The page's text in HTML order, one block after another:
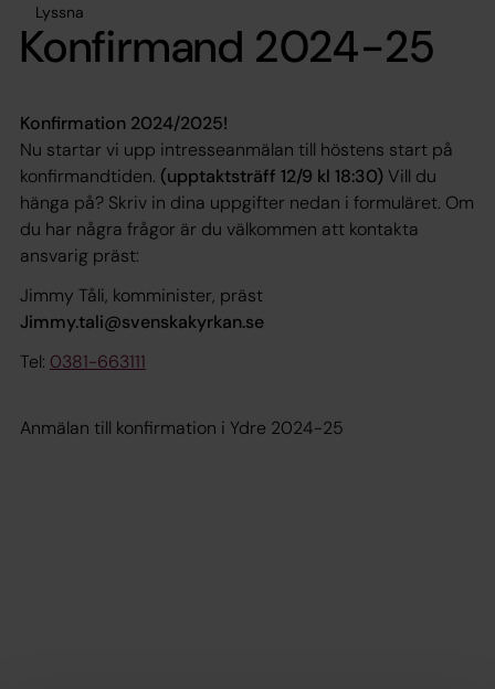
Lyssna
Konfirmand 2024-25
Konfirmation 2024/2025!
Nu startar vi upp intresseanmälan till höstens start på
konfirmandtiden. (upptaktsträff 12/9 kl 18:30) Vill du
hänga på? Skriv in dina uppgifter nedan i formuläret. Om
du har några frågor är du välkommen att kontakta
ansvarig präst:
Jimmy Tåli, komminister, präst
Jimmy.tali@svenskakyrkan.se
Tel: 0381-663111
Anmälan till konfirmation i Ydre 2024-25